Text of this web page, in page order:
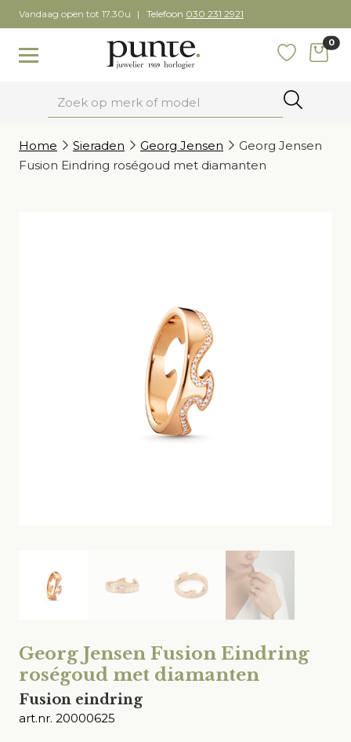
Skip
to
content
Vandaag open tot 17.30u Telefoon 030 231 2921
Toggle navigation
0
Home
Sieraden Georg Jensen
Georg Jensen
Fusion Eindring roségoud met diamanten
Georg Jensen Fusion Eindring
roségoud met diamanten
Fusion eindring
art.nr. 20000625